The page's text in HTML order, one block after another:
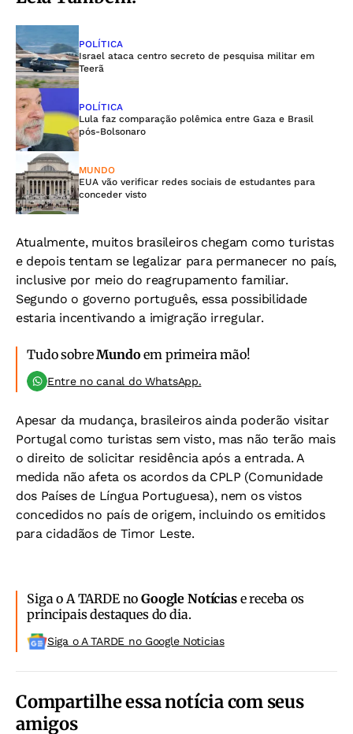
POLÍTICA
Israel ataca centro secreto de pesquisa militar em
Teerã
POLÍTICA
Lula faz comparação polêmica entre Gaza e Brasil
pós-Bolsonaro
MUNDO
EUA vão verificar redes sociais de estudantes para
conceder visto
Atualmente, muitos brasileiros chegam como turistas
e depois tentam se legalizar para permanecer no país,
inclusive por meio do reagrupamento familiar.
Segundo o governo português, essa possibilidade
estaria incentivando a imigração irregular.
Tudo sobreMundo em primeira mão!
Entre no canal do WhatsApp.
Apesar da mudança, brasileiros ainda poderão visitar
Portugal como turistas sem visto, mas não terão mais
o direito de solicitar residência após a entrada. A
medida não afeta os acordos da CPLP (Comunidade
dos Países de Língua Portuguesa), nem os vistos
concedidos no país de origem, incluindo os emitidos
para cidadãos de Timor Leste.
Siga o A TARDE noGoogle Notíciase receba os
principais destaques do dia.
Siga o A TARDE no Google Noticias
Compartilhe essa notícia com seus
amigos